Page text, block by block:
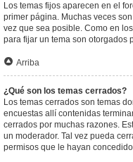
Los temas fijos aparecen en el
primer página. Muchas veces
vez que sea posible. Como en
para fijar un tema son otorgados
Arriba
¿Qué son los temas cerrados?
Los temas cerrados son temas
encuestas allí contenidas
cerrados por muchas razones.
un moderador. Tal vez pueda
permisos que le hayan